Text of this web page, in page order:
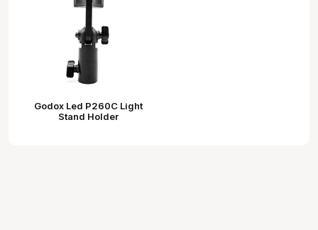
Godox Led P260C Light
Stand Holder